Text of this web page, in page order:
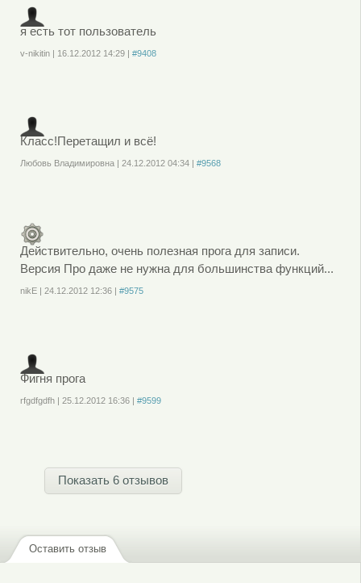
я есть тот пользователь
v-nikitin| 16.12.2012 14:29| #9408
Класс!Перетащил и всё!
Любовь Владимировна| 24.12.2012 04:34| #9568
Действительно, очень полезная прога для записи.
Версия Про даже не нужна для большинства функций...
nikE| 24.12.2012 12:36| #9575
Фигня прога
rfgdfgdfh| 25.12.2012 16:36| #9599
Показать 6 отзывов
Оставить отзыв